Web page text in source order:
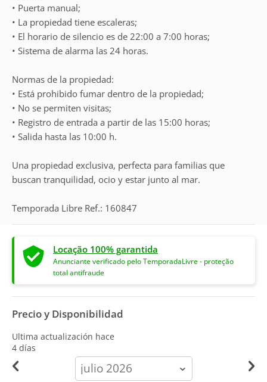
• Puerta manual;
• La propiedad tiene escaleras;
• El horario de silencio es de 22:00 a 7:00 horas;
• Sistema de alarma las 24 horas.
Normas de la propiedad:
• Está prohibido fumar dentro de la propiedad;
• No se permiten visitas;
• Registro de entrada a partir de las 15:00 horas;
• Salida hasta las 10:00 h.
Una propiedad exclusiva, perfecta para familias que
buscan tranquilidad, ocio y estar junto al mar.
Temporada Libre Ref.: 160847
Locação 100% garantida
Anunciante verificado pelo TemporadaLivre - proteção
total antifraude
Precio y Disponibilidad
Ultima actualización hace
4 días
calendar-
month